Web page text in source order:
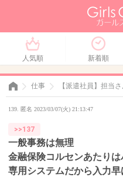
人気順 新着順
仕事 【派遣社員】担当
139. 匿名 2023/03/07(火) 21:13:47
>>137
一般事務は無理
金融保険コルセンあたり
専用システムだから入力